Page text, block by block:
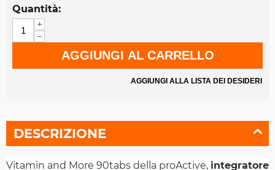
Quantità:
+
−
AGGIUNGI AL CARRELLO
AGGIUNGI ALLA LISTA DEI DESIDERI
DESCRIZIONE
Vitamin and More 90tabs della proActive, integratore